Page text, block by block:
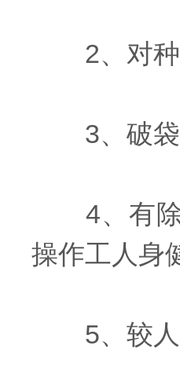
2、对种
3、破袋
4、有除
操作工人身
5、较人